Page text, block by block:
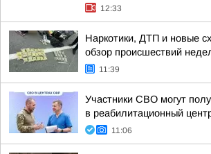
12:33
Наркотики, ДТП и новые
обзор происшествий
11:39
Участники СВО могут
в реабилитационный
11:06